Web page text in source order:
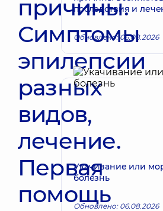
причины.
Симптомы
эпилепсии
разных
видов,
лечение.
Первая
помощь
последствия и
Обновлено: 06.08.2026
Укачивание или
болезнь
Обновлено: 06.08.2026